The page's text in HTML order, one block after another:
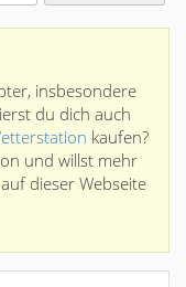
insbesondere
du dich auch
kaufen?
und willst mehr
dieser Webseite